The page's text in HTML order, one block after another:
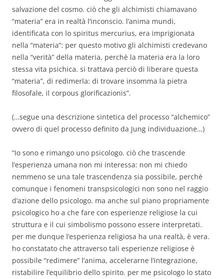
salvazione del cosmo. ciò che gli alchimisti chiamavano
“materia” era in realtà l’inconscio. l’anima mundi,
identificata con lo spiritus mercurius, era imprigionata
nella “materia”: per questo motivo gli alchimisti credevano
nella “verità” della materia, perchè la materia era la loro
stessa vita psichica. si trattava perciò di liberare questa
“materia”, di redimerla: di trovare insomma la pietra
filosofale, il corpous glorificazionis”.
(…segue una descrizione sintetica del processo “alchemico”
ovvero di quel processo definito da Jung individuazione…)
“Io sono e rimango uno psicologo. ciò che trascende
l’esperienza umana non mi interessa: non mi chiedo
nemmeno se una tale trascendenza sia possibile, perchè
comunque i fenomeni transpsicologici non sono nel raggio
d’azione dello psicologo. ma anche sul piano propriamente
psicologico ho a che fare con esperienze religiose la cui
struttura e il cui simbolismo possono essere interpretati.
per me dunque l’esperienza religiosa ha una realtà, è vera.
ho constatato che attraverso tali esperienze religiose è
possibile “redimere” l’anima, accelerarne l’integrazione,
ristabilire l’equilibrio dello spirito. per me psicologo lo stato